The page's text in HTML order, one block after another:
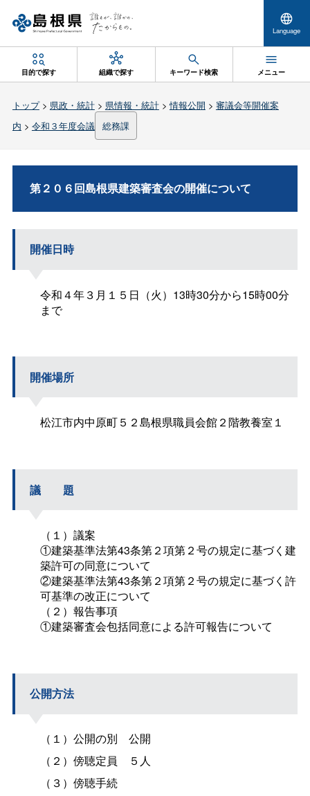
Language
目的で探す 組織で探す キーワード検索 メニュー
トップ> 県政・統計> 県情報・統計>情報公開 > 審議会等開催案
内 > 令和３年度会議 総務課
第２０６回島根県建築審査会の開催について
開催日時
令和４年３月１５日（火）13時30分から15時00分
まで
開催場所
松江市内中原町５２島根県職員会館２階教養室１
議 題
（１）議案
①建築基準法第43条第２項第２号の規定に基づく建
築許可の同意について
②建築基準法第43条第２項第２号の規定に基づく許
可基準の改正について
（２）報告事項
①建築審査会包括同意による許可報告について
公開方法
（１）公開の別 公開
（２）傍聴定員
５人
（３）傍聴手続